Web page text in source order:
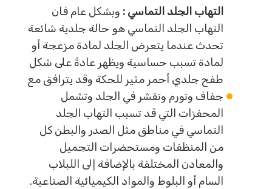
التهاب الجلد التماسي : وبشكل عام فان
التهاب الجلد التماسي هو حالة جلدية شائعة
تحدث عندما يتعرض الجلد لمادة مزعجة أو
لمادة تسبب حساسية ويظهر عادةً على شكل
طفح جلدي أحمر مثير للحكة وقد يترافق مع
جفاف وتورم وتقشر في الجلد وتشمل
المحفزات التي قد تسبب التهاب الجلد
التماسي في مناطق مثل الصدر والبطن كل
من المنظفات ومستحضرات التجميل
والمعادن المختلفة بالإضافة إلى اللبلاب
السام أو البلوط والمواد الكيميائية الصناعية.